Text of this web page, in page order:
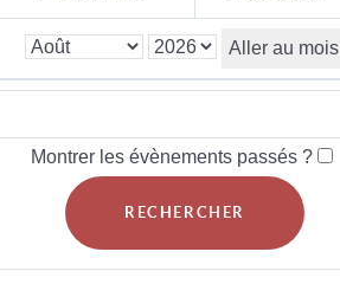
Aller au mois
Montrer les évènements passés ?